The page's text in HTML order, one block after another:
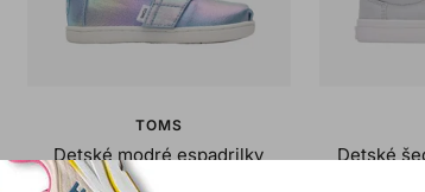
TOMS
Detské modré espadrilky
TOMS Tiny Alpargata
Detské